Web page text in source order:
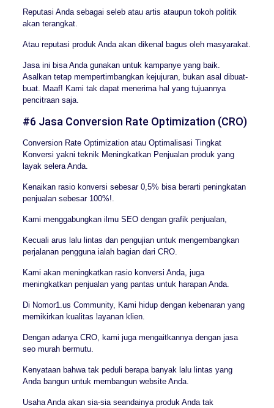
Reputasi Anda sebagai seleb atau artis ataupun tokoh politik
akan terangkat.
Atau reputasi produk Anda akan dikenal bagus oleh masyarakat.
Jasa ini bisa Anda gunakan untuk kampanye yang baik.
Asalkan tetap mempertimbangkan kejujuran, bukan asal dibuat-
buat. Maaf! Kami tak dapat menerima hal yang tujuannya
pencitraan saja.
#6 Jasa Conversion Rate Optimization (CRO)
Conversion Rate Optimization atau Optimalisasi Tingkat
Konversi yakni teknik Meningkatkan Penjualan produk yang
layak selera Anda.
Kenaikan rasio konversi sebesar 0,5% bisa berarti peningkatan
penjualan sebesar 100%!.
Kami menggabungkan ilmu SEO dengan grafik penjualan,
Kecuali arus lalu lintas dan pengujian untuk mengembangkan
perjalanan pengguna ialah bagian dari CRO.
Kami akan meningkatkan rasio konversi Anda, juga
meningkatkan penjualan yang pantas untuk harapan Anda.
Di Nomor1.us Community, Kami hidup dengan kebenaran yang
memikirkan kualitas layanan klien.
Dengan adanya CRO, kami juga mengaitkannya dengan jasa
seo murah bermutu.
Kenyataan bahwa tak peduli berapa banyak lalu lintas yang
Anda bangun untuk membangun website Anda.
Usaha Anda akan sia-sia seandainya produk Anda tak